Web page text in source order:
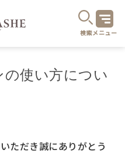
検索メニュー
使い方につい
ただき誠にありがとう